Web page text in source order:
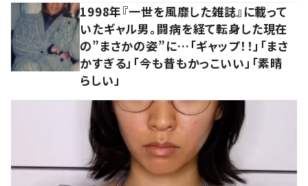
1998年『一世を風靡した雑誌』に載って
いたギャル男。闘病を経て転身した現在
の”まさかの姿”に…「ギャップ！！」「まさ
かすぎる」「今も昔もかっこいい」「素晴
らしい」